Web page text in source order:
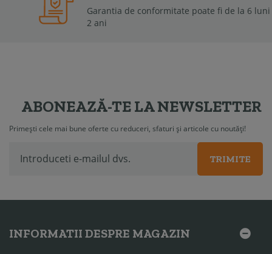
Garantia de conformitate poate fi de la 6 luni la
2 ani
ABONEAZĂ-TE LA NEWSLETTER
Primești cele mai bune oferte cu reduceri, sfaturi și articole cu noutăți!
TRIMITE
INFORMATII DESPRE MAGAZIN